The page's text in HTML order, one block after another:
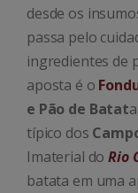
desde os
passa pelo
ingredientes de
aposta é o
e Pão de Batat
típico dos
Imaterial doRio
batata em uma